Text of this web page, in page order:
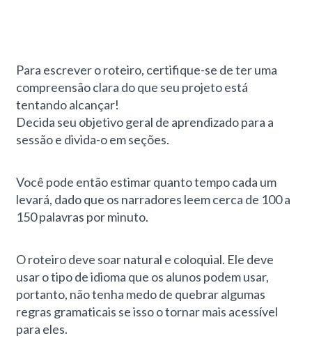
Para escrever o roteiro, certifique-se de ter uma
compreensão clara do que seu projeto está
tentando alcançar!
Decida seu objetivo geral de aprendizado para a
sessão e divida-o em seções.
Você pode então estimar quanto tempo cada um
levará, dado que os narradores leem cerca de 100 a
150 palavras por minuto.
O roteiro deve soar natural e coloquial. Ele deve
usar o tipo de idioma que os alunos podem usar,
portanto, não tenha medo de quebrar algumas
regras gramaticais se isso o tornar mais acessível
para eles.